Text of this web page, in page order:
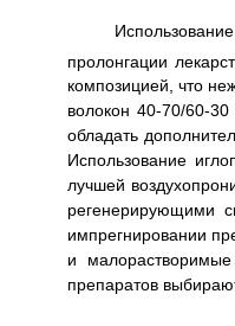
пролонгации
композицией, что
волокон 40-70/60-
обладать
Использование
лучшей
регенерирующими
импрегнировании
и
препаратов